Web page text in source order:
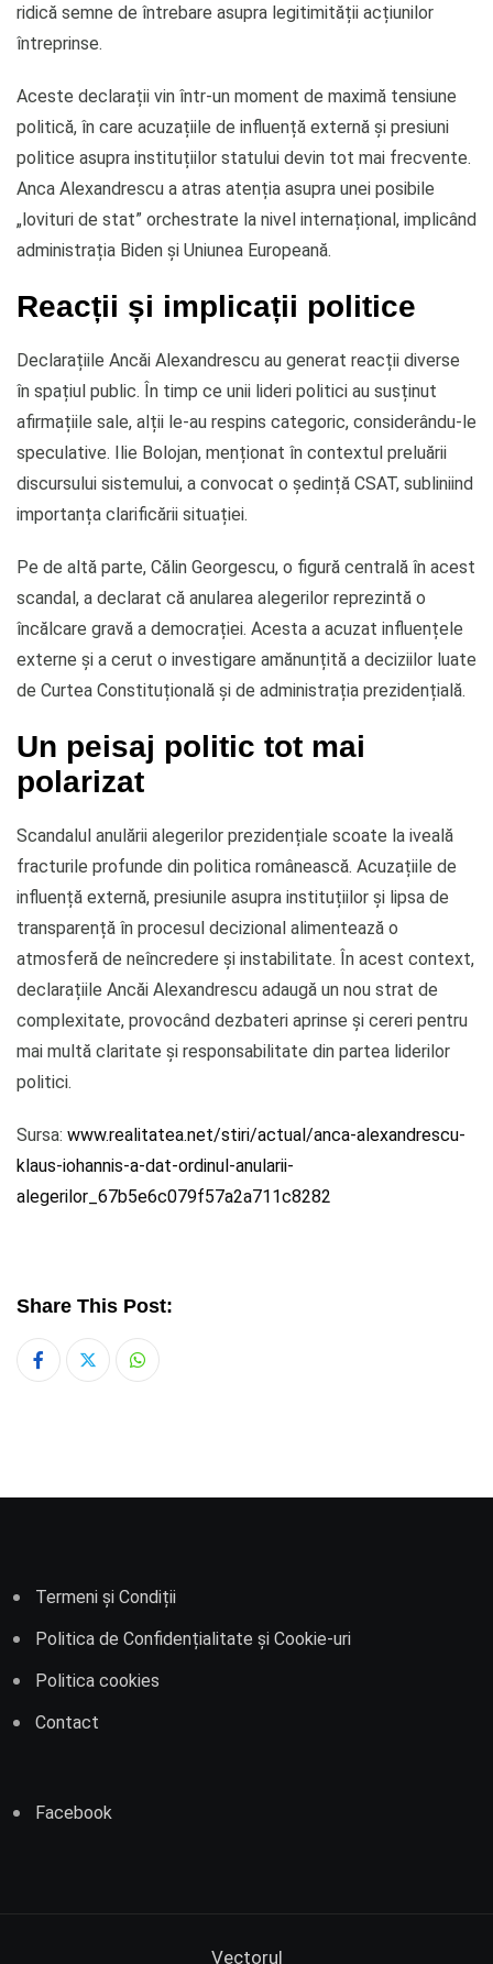
ridică semne de întrebare asupra legitimității acțiunilor
întreprinse.
Aceste declarații vin într-un moment de maximă tensiune
politică, în care acuzațiile de influență externă și presiuni
politice asupra instituțiilor statului devin tot mai frecvente.
Anca Alexandrescu a atras atenția asupra unei posibile
„lovituri de stat” orchestrate la nivel internațional, implicând
administrația Biden și Uniunea Europeană.
Reacții și implicații politice
Declarațiile Ancăi Alexandrescu au generat reacții diverse
în spațiul public. În timp ce unii lideri politici au susținut
afirmațiile sale, alții le-au respins categoric, considerându-le
speculative. Ilie Bolojan, menționat în contextul preluării
discursului sistemului, a convocat o ședință CSAT, subliniind
importanța clarificării situației.
Pe de altă parte, Călin Georgescu, o figură centrală în acest
scandal, a declarat că anularea alegerilor reprezintă o
încălcare gravă a democrației. Acesta a acuzat influențele
externe și a cerut o investigare amănunțită a deciziilor luate
de Curtea Constituțională și de administrația prezidențială.
Un peisaj politic tot mai
polarizat
Scandalul anulării alegerilor prezidențiale scoate la iveală
fracturile profunde din politica românească. Acuzațiile de
influență externă, presiunile asupra instituțiilor și lipsa de
transparență în procesul decizional alimentează o
atmosferă de neîncredere și instabilitate. În acest context,
declarațiile Ancăi Alexandrescu adaugă un nou strat de
complexitate, provocând dezbateri aprinse și cereri pentru
mai multă claritate și responsabilitate din partea liderilor
politici.
Sursa: www.realitatea.net/stiri/actual/anca-alexandrescu-
klaus-iohannis-a-dat-ordinul-anularii-
alegerilor_67b5e6c079f57a2a711c8282
Share This Post:
Whatsapp
Termeni și Condiții
Politica de Confidențialitate și Cookie-uri
Politica cookies
Contact
Facebook
Vectorul